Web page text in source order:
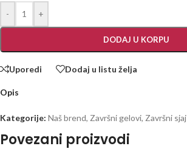
- +
DODAJ U KORPU
Uporedi Dodaj u listu želja
Opis
Kategorije: Naš brend, Završni gelovi, Završni sjaj
Povezani proizvodi